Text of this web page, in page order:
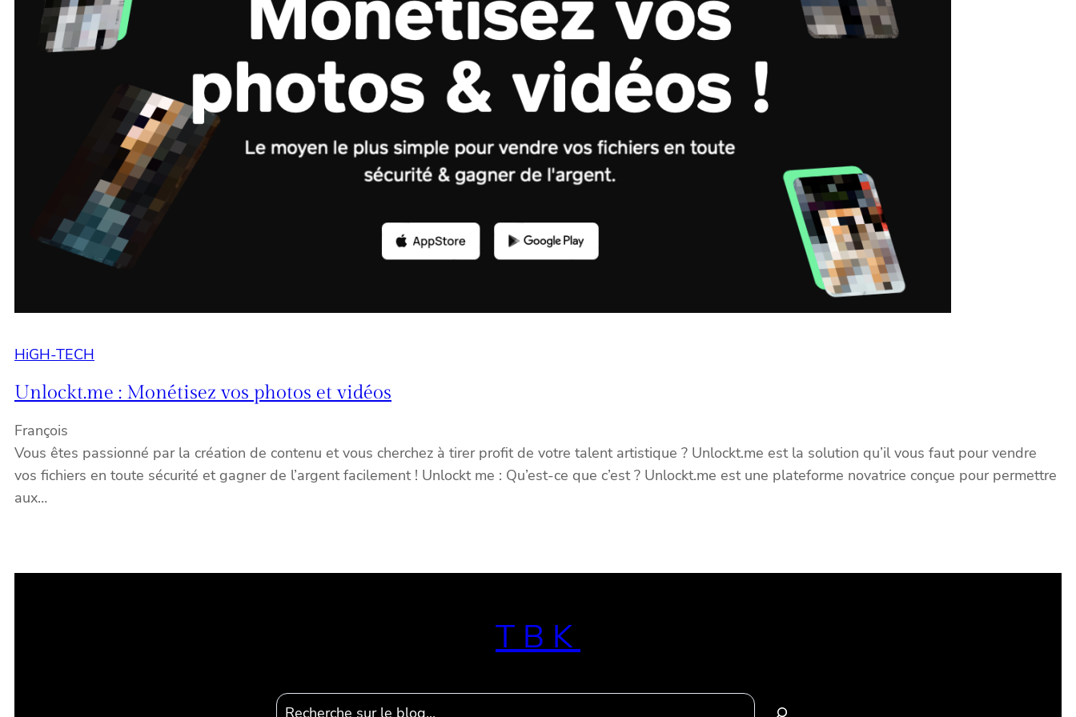
HiGH-TECH
Unlockt.me : Monétisez vos photos et vidéos
François
Vous êtes passionné par la création de contenu et vous cherchez à tirer profit de votre talent artistique ? Unlockt.me est la solution qu’il vous faut pour vendre
vos fichiers en toute sécurité et gagner de l’argent facilement ! Unlockt me : Qu’est-ce que c’est ? Unlockt.me est une plateforme novatrice conçue pour permettre
aux…
TBK